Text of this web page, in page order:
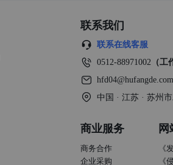
联系我们
联系在线客服
0512-88971002 （工
hfd04@hufangde.com
中国 · 江苏 · 苏州
商业服务
商务合作
企业采购
网
《
《